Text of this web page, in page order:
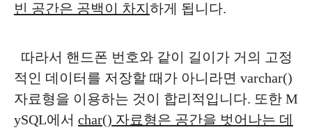
빈 공간은 공백이 차지 하게 됩니다.
따라서 핸드폰 번호와 같이 길이가 거의 고정
적인 데이터를 저장할 때가 아니라면 varchar()
자료형을 이용하는 것이 합리적입니다. 또한 M
ySQL에서 char() 자료형은 공간을 벗어나는 데